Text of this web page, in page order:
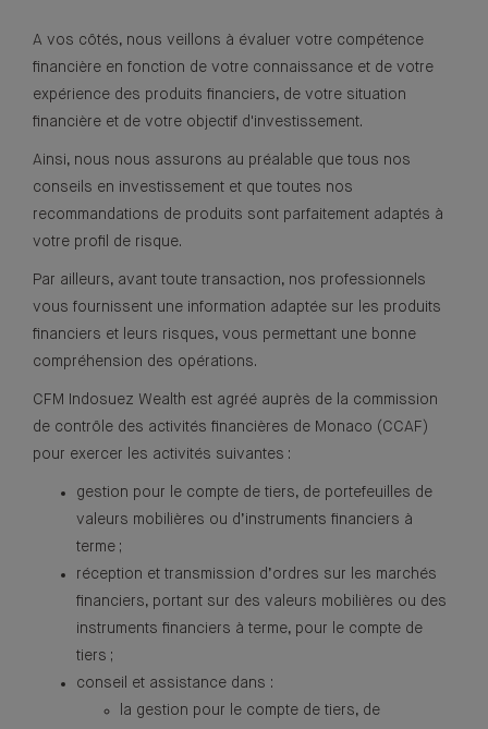
A vos côtés, nous veillons à évaluer votre compétence
financière en fonction de votre connaissance et de votre
expérience des produits financiers, de votre situation
financière et de votre objectif d'investissement.
Ainsi, nous nous assurons au préalable que tous nos
conseils en investissement et que toutes nos
recommandations de produits sont parfaitement adaptés à
votre profil de risque.
Par ailleurs, avant toute transaction, nos professionnels
vous fournissent une information adaptée sur les produits
financiers et leurs risques, vous permettant une bonne
compréhension des opérations.
CFM Indosuez Wealth est agréé auprès de la commission
de contrôle des activités financières de Monaco (CCAF)
pour exercer les activités suivantes :
gestion pour le compte de tiers, de portefeuilles de
valeurs mobilières ou d’instruments financiers à
terme ;
réception et transmission d’ordres sur les marchés
financiers, portant sur des valeurs mobilières ou des
instruments financiers à terme, pour le compte de
tiers ;
conseil et assistance dans :
la gestion pour le compte de tiers, de